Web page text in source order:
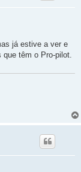
já estive a ver e
que têm o Pro-pilot.